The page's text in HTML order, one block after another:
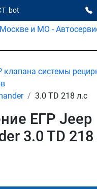
системы
3.0 TD 218 л.с
ЕГР Jeep
3.0 TD